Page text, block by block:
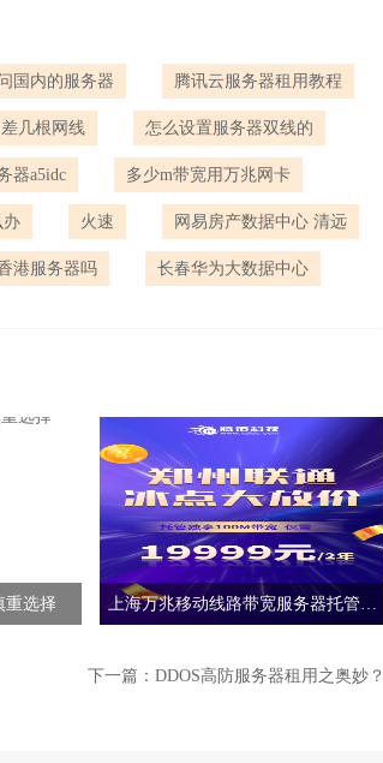
国内的服务器 腾讯云服务器租用教程
几根网线 怎么设置服务器双线的
器a5idc 多少m带宽用万兆网卡
办 火速 网易房产数据中心 清远
港服务器吗 长春华为大数据中心
重选择 上海万兆移动线路带宽服务器托管多
下一篇： DDOS高防服务器租用之奥妙？